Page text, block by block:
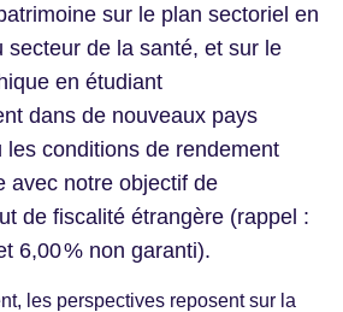
sur le plan sectoriel en
secteur de la santé, et sur le
en étudiant
dans de nouveaux pays
les conditions de rendement
avec notre objectif de
de fiscalité étrangère (rappel :
6,00 % non garanti).
les perspectives reposent sur la